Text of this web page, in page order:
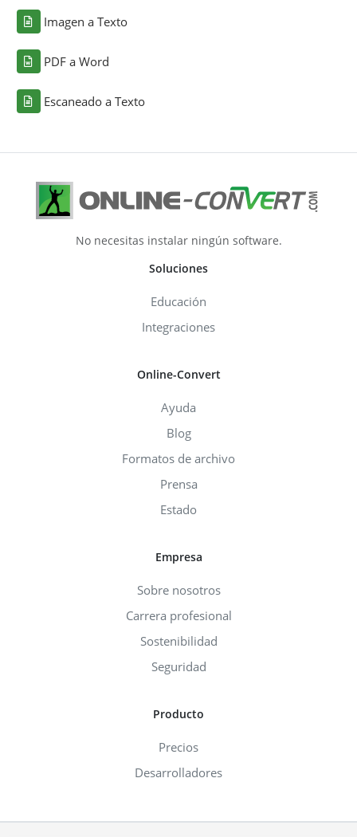
Imagen a Texto
PDF a Word
Escaneado a Texto
No necesitas instalar ningún software.
Soluciones
Educación
Integraciones
Online-Convert
Ayuda
Blog
Formatos de archivo
Prensa
Estado
Empresa
Sobre nosotros
Carrera profesional
Sostenibilidad
Seguridad
Producto
Precios
Desarrolladores